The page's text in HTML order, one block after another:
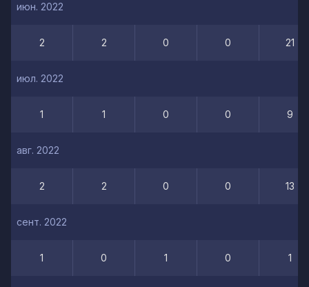
июн. 2022
2 2 0 0 21
июл. 2022
1 1 0 0 9
авг. 2022
2 2 0 0 13
сент. 2022
1 0 1 0 1